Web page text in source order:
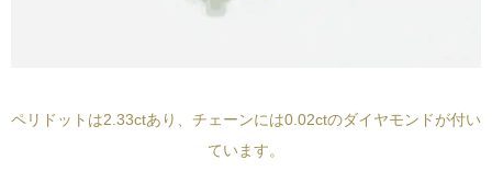
ペリドットは2.33ctあり、チェーンには0.02ctのダイヤモンドが付い
ています。